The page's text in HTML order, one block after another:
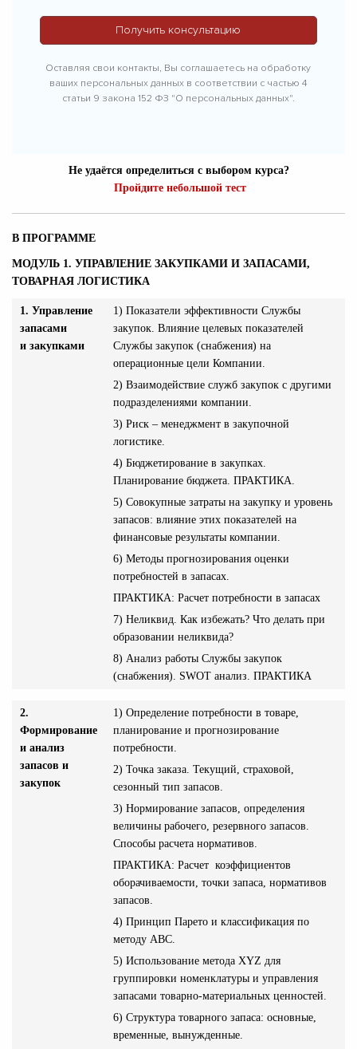
Оставляя свои контакты, Вы соглашаетесь на обработку
ваших персональных данных в соответствии с частью 4
статьи 9 закона 152 ФЗ "О персональных данных".
Не удаётся определиться с выбором курса?
Пройдите небольшой тест
В ПРОГРАММЕ
МОДУЛЬ 1. УПРАВЛЕНИЕ ЗАКУПКАМИ И ЗАПАСАМИ,
ТОВАРНАЯ ЛОГИСТИКА
1. Управление
запасами
и закупками
1) Показатели эффективности Службы
закупок. Влияние целевых показателей
Службы закупок (снабжения) на
операционные цели Компании.
2) Взаимодействие служб закупок с другими
подразделениями компании.
3) Риск – менеджмент в закупочной
логистике.
4) Бюджетирование в закупках.
Планирование бюджета. ПРАКТИКА.
5) Совокупные затраты на закупку и уровень
запасов: влияние этих показателей на
финансовые результаты компании.
6) Методы прогнозирования оценки
потребностей в запасах.
ПРАКТИКА: Расчет потребности в запасах
7) Неликвид. Как избежать? Что делать при
образовании неликвида?
8) Анализ работы Службы закупок
(снабжения). SWOT анализ. ПРАКТИКА
2.
Формирование
и анализ
запасов и
закупок
1) Определение потребности в товаре,
планирование и прогнозирование
потребности.
2) Точка заказа. Текущий, страховой,
сезонный тип запасов.
3) Нормирование запасов, определения
величины рабочего, резервного запасов.
Способы расчета нормативов.
ПРАКТИКА: Расчет коэффициентов
оборачиваемости, точки запаса, нормативов
запасов.
4) Принцип Парето и классификация по
методу АBC.
5) Использование метода XYZ для
группировки номенклатуры и управления
запасами товарно-материальных ценностей.
6) Структура товарного запаса: основные,
временные, вынужденные.